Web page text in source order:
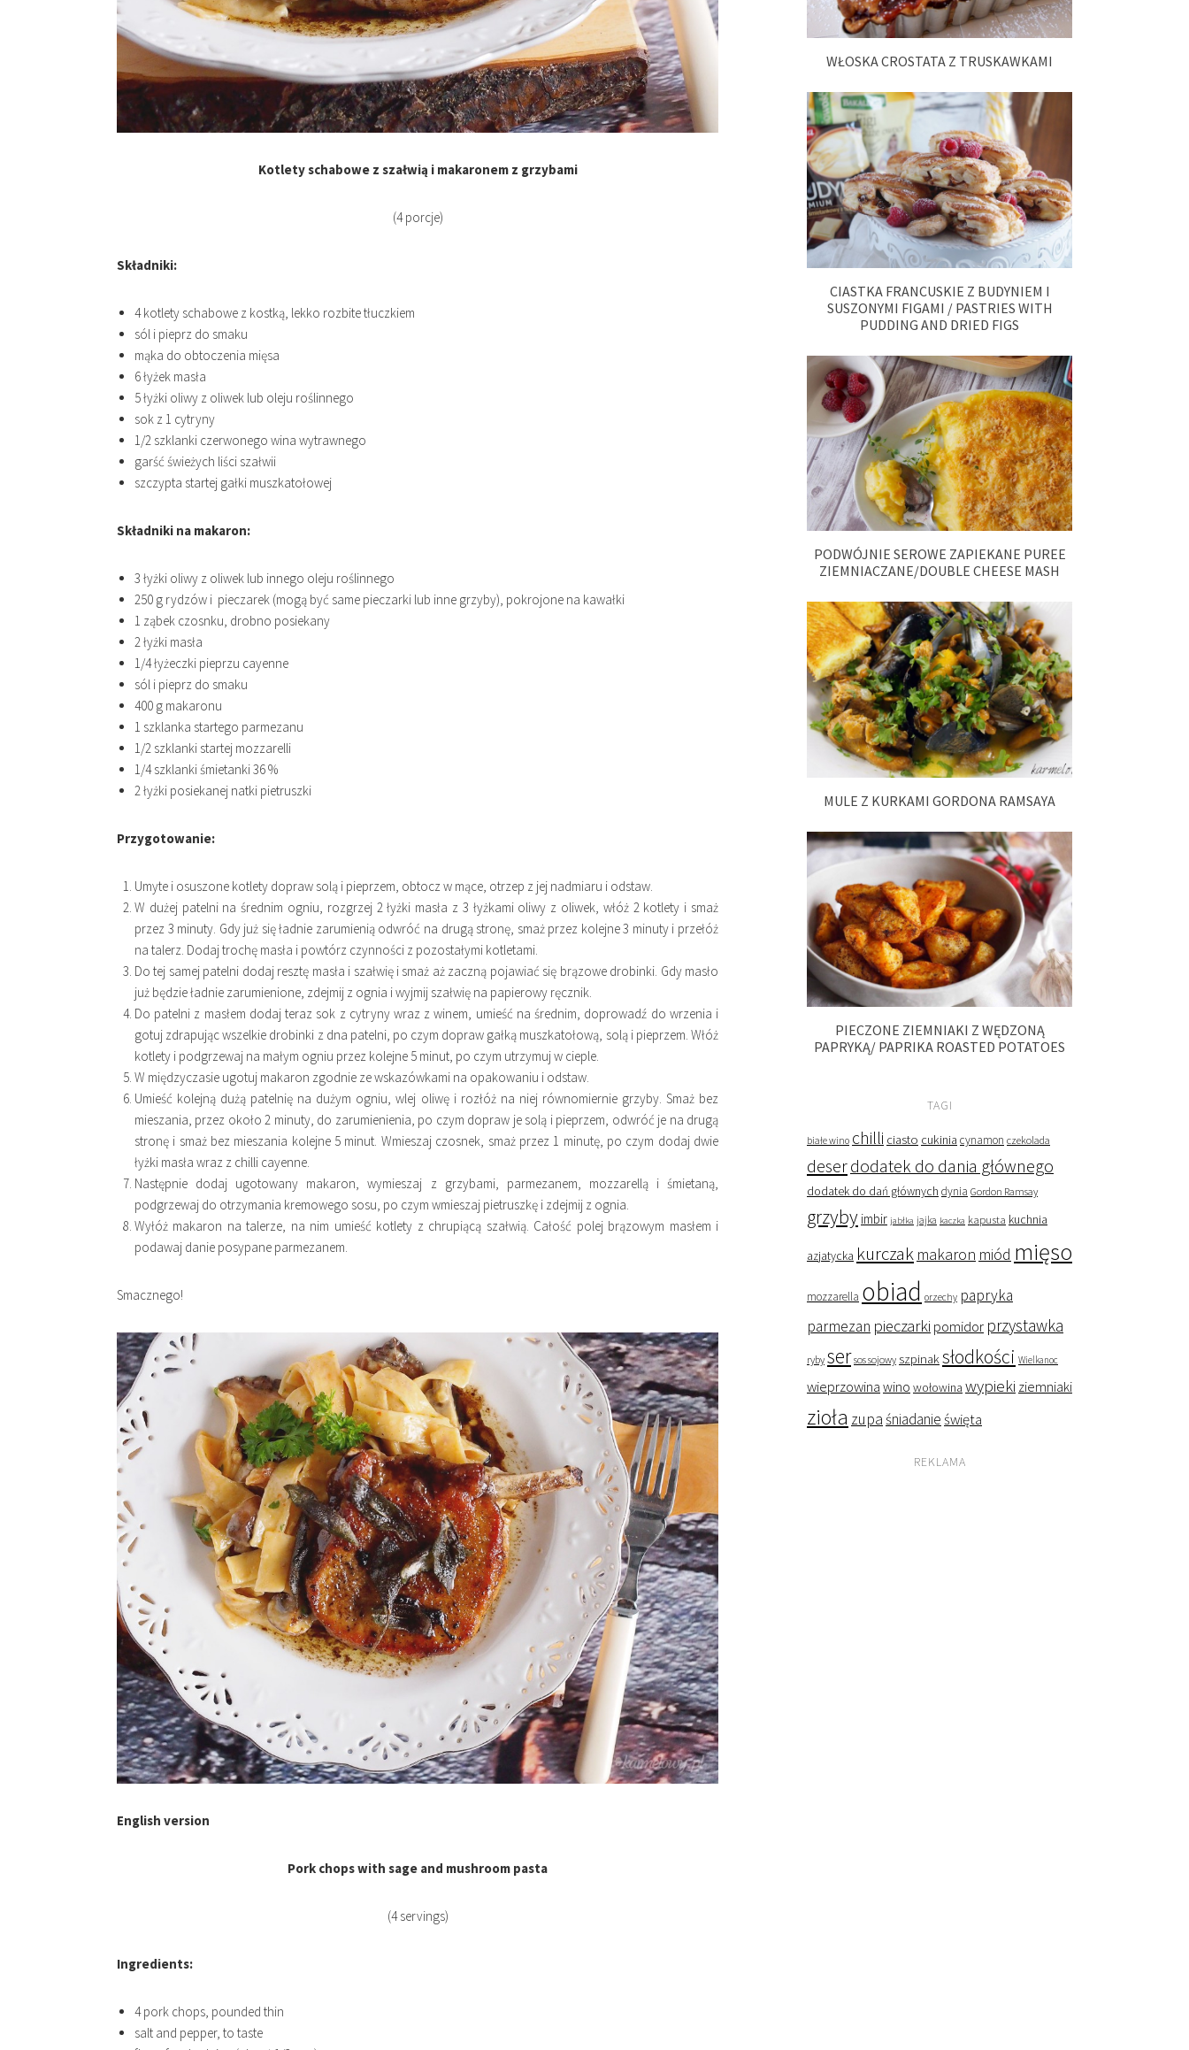
Kotlety schabowe z szałwią i makaronem z grzybami
(4 porcje)
Składniki:
4 kotlety schabowe z kostką, lekko rozbite tłuczkiem
sól i pieprz do smaku
mąka do obtoczenia mięsa
6 łyżek masła
5 łyżki oliwy z oliwek lub oleju roślinnego
sok z 1 cytryny
1/2 szklanki czerwonego wina wytrawnego
garść świeżych liści szałwii
szczypta startej gałki muszkatołowej
Składniki na makaron:
3 łyżki oliwy z oliwek lub innego oleju roślinnego
250 g rydzów i pieczarek (mogą być same pieczarki lub inne grzyby), pokrojone na kawałki
1 ząbek czosnku, drobno posiekany
2 łyżki masła
1/4 łyżeczki pieprzu cayenne
sól i pieprz do smaku
400 g makaronu
1 szklanka startego parmezanu
1/2 szklanki startej mozzarelli
1/4 szklanki śmietanki 36 %
2 łyżki posiekanej natki pietruszki
Przygotowanie:
Umyte i osuszone kotlety dopraw solą i pieprzem, obtocz w mące, otrzep z jej nadmiaru i odstaw.
W dużej patelni na średnim ogniu, rozgrzej 2 łyżki masła z 3 łyżkami oliwy z oliwek, włóż 2 kotlety i smaż
przez 3 minuty. Gdy już się ładnie zarumienią odwróć na drugą stronę, smaż przez kolejne 3 minuty i przełóż
na talerz. Dodaj trochę masła i powtórz czynności z pozostałymi kotletami.
Do tej samej patelni dodaj resztę masła i szałwię i smaż aż zaczną pojawiać się brązowe drobinki. Gdy masło
już będzie ładnie zarumienione, zdejmij z ognia i wyjmij szałwię na papierowy ręcznik.
Do patelni z masłem dodaj teraz sok z cytryny wraz z winem, umieść na średnim, doprowadź do wrzenia i
gotuj zdrapując wszelkie drobinki z dna patelni, po czym dopraw gałką muszkatołową, solą i pieprzem. Włóż
kotlety i podgrzewaj na małym ogniu przez kolejne 5 minut, po czym utrzymuj w cieple.
W międzyczasie ugotuj makaron zgodnie ze wskazówkami na opakowaniu i odstaw.
Umieść kolejną dużą patelnię na dużym ogniu, wlej oliwę i rozłóż na niej równomiernie grzyby. Smaż bez
mieszania, przez około 2 minuty, do zarumienienia, po czym dopraw je solą i pieprzem, odwróć je na drugą
stronę i smaż bez mieszania kolejne 5 minut. Wmieszaj czosnek, smaż przez 1 minutę, po czym dodaj dwie
łyżki masła wraz z chilli cayenne.
Następnie dodaj ugotowany makaron, wymieszaj z grzybami, parmezanem, mozzarellą i śmietaną,
podgrzewaj do otrzymania kremowego sosu, po czym wmieszaj pietruszkę i zdejmij z ognia.
Wyłóż makaron na talerze, na nim umieść kotlety z chrupiącą szałwią. Całość polej brązowym masłem i
podawaj danie posypane parmezanem.
Smacznego!
English version
Pork chops with sage and mushroom pasta
(4 servings)
Ingredients:
4 pork chops, pounded thin
salt and pepper, to taste
WŁOSKA CROSTATA Z TRUSKAWKAMI
CIASTKA FRANCUSKIE Z BUDYNIEM I
SUSZONYMI FIGAMI / PASTRIES WITH
PUDDING AND DRIED FIGS
PODWÓJNIE SEROWE ZAPIEKANE PUREE
ZIEMNIACZANE/DOUBLE CHEESE MASH
MULE Z KURKAMI GORDONA RAMSAYA
PIECZONE ZIEMNIAKI Z WĘDZONĄ
PAPRYKĄ/ PAPRIKA ROASTED POTATOES
TAGI
białe wino chilli ciasto cukinia cynamon czekolada
deserdodatek do dania głównego
dodatek do dań głównych dynia Gordon Ramsay
grzyby imbir jabłka jajka kaczka kapusta kuchnia
azjatycka kurczak makaron miód mięso
mozzarella obiad orzechy papryka
parmezan pieczarki pomidor przystawka
ryby ser sos sojowy szpinaksłodkości Wielkanoc
wieprzowina wino wołowina wypieki ziemniaki
zioła zupaśniadanieświęta
REKLAMA